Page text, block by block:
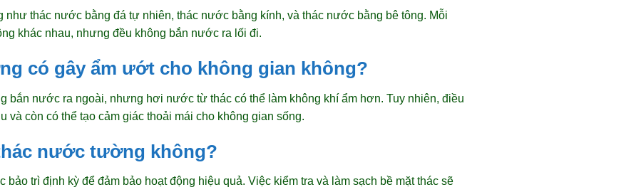
thác nước bằng đá tự nhiên, thác nước bằng kính, và thác nước bằng bê tông. Mỗi
khác nhau, nhưng đều không bắn nước ra lối đi.
có gây ẩm ướt cho không gian không?
bắn nước ra ngoài, nhưng hơi nước từ thác có thể làm không khí ẩm hơn. Tuy nhiên, điều
và còn có thể tạo cảm giác thoải mái cho không gian sống.
nước tường không?
trì định kỳ để đảm bảo hoạt động hiệu quả. Việc kiểm tra và làm sạch bề mặt thác sẽ